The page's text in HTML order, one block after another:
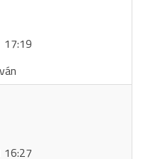
17:19
16:27